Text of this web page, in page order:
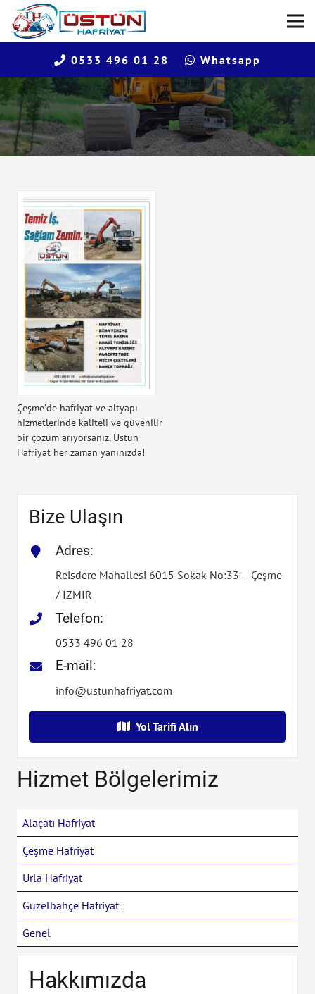
0533 496 01 28 Whatsapp
Çeşme’de hafriyat ve altyapı
hizmetlerinde kaliteli ve güvenilir
bir çözüm arıyorsanız, Üstün
Hafriyat her zaman yanınızda!
Bize Ulaşın
Adres:
Reisdere Mahallesi 6015 Sokak No:33 – Çeşme
/ İZMİR
Telefon:
0533 496 01 28
E-mail:
info@ustunhafriyat.com
Yol Tarifi Alın
Hizmet Bölgelerimiz
Alaçatı Hafriyat
Çeşme Hafriyat
Urla Hafriyat
Güzelbahçe Hafriyat
Genel
Hakkımızda